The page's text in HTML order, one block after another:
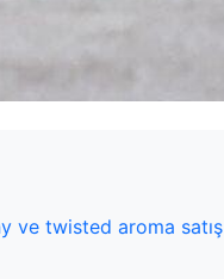
ve twisted aroma satış